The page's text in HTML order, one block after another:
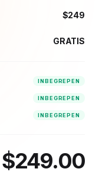
$249
GRATIS
INBEGREPEN
INBEGREPEN
INBEGREPEN
$249.00